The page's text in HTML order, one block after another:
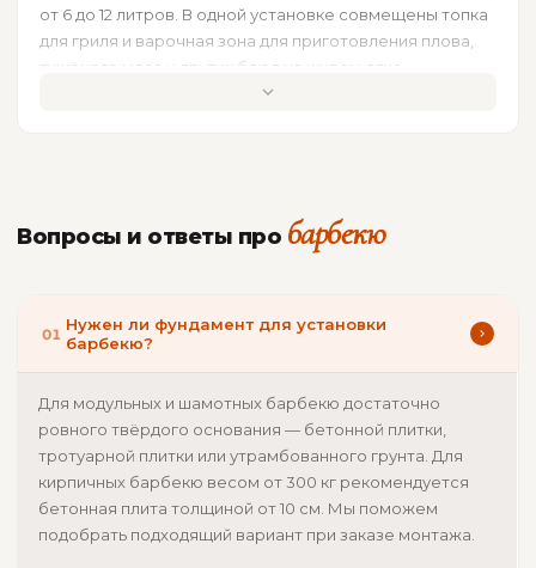
от 6 до 12 литров. В одной установке совмещены топка
для гриля и варочная зона для приготовления плова,
тушёного мяса и других блюд на живом огне.
Династия в армированном бетоне. Все конструкции
работают на дровах и древесном угле.
Для семейного участка подойдут компактные модели
шириной до 2 м. Это серия Элегия 851, 852 или Гранд с
возможностью установки казана. Для больших
компаний оптимальны Элегия-Трио LUX или комплексы
Grill Roks с жаровней, мойкой и столом. Если нужна
полная уличная кухня, смотритекирпичные барбекю
серии Элегия-Трио с русской печью илибарбекю для
беседкис дымоходом.
Вопросы и ответы про барбекю
01 Нужен ли фундамент для установки
барбекю?
Для модульных и шамотных барбекю достаточно
ровного твёрдого основания — бетонной плитки,
тротуарной плитки или утрамбованного грунта. Для
кирпичных барбекю весом от 300 кг рекомендуется
бетонная плита толщиной от 10 см. Мы поможем
подобрать подходящий вариант при заказе монтажа.